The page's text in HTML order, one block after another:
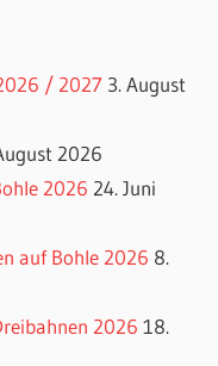
/ 2027 3. August
2026
2026 24. Juni
auf Bohle 2026 8.
2026 18.